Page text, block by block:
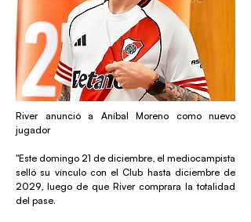
River anunció a Aníbal Moreno como nuevo
jugador
"Este domingo 21 de diciembre, el mediocampista
selló su vínculo con el Club hasta diciembre de
2029, luego de que River comprara la totalidad
del pase.